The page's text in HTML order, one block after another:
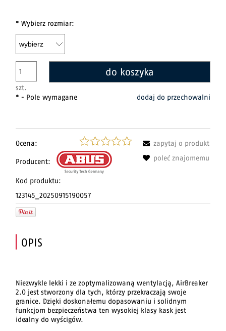
* Wybierz rozmiar:
szt.
do koszyka
dodaj do przechowalni
* - Pole wymagane
Ocena:
Producent:
Kod produktu:
123145_20250915190057
zapytaj o produkt
poleć znajomemu
OPIS
Niezwykle lekki i ze zoptymalizowaną wentylacją, AirBreaker
2.0 jest stworzony dla tych, którzy przekraczają swoje
granice. Dzięki doskonałemu dopasowaniu i solidnym
funkcjom bezpieczeństwa ten wysokiej klasy kask jest
idealny do wyścigów.